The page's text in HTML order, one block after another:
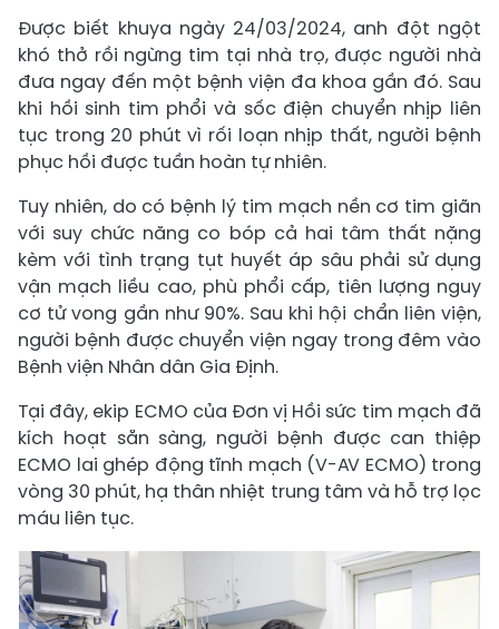
Được biết khuya ngày 24/03/2024, anh đột ngột
khó thở rồi ngừng tim tại nhà trọ, được người nhà
đưa ngay đến một bệnh viện đa khoa gần đó. Sau
khi hồi sinh tim phổi và sốc điện chuyển nhịp liên
tục trong 20 phút vì rối loạn nhịp thất, người bệnh
phục hồi được tuần hoàn tự nhiên.
Tuy nhiên, do có bệnh lý tim mạch nền cơ tim giãn
với suy chức năng co bóp cả hai tâm thất nặng
kèm với tình trạng tụt huyết áp sâu phải sử dụng
vận mạch liều cao, phù phổi cấp, tiên lượng nguy
cơ tử vong gần như 90%. Sau khi hội chẩn liên viện,
người bệnh được chuyển viện ngay trong đêm vào
Bệnh viện Nhân dân Gia Định.
Tại đây, ekip ECMO của Đơn vị Hồi sức tim mạch đã
kích hoạt sẵn sàng, người bệnh được can thiệp
ECMO lai ghép động tĩnh mạch (V-AV ECMO) trong
vòng 30 phút, hạ thân nhiệt trung tâm và hỗ trợ lọc
máu liên tục.